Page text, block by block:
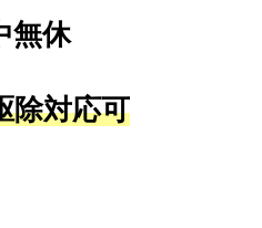
無休
除対応可